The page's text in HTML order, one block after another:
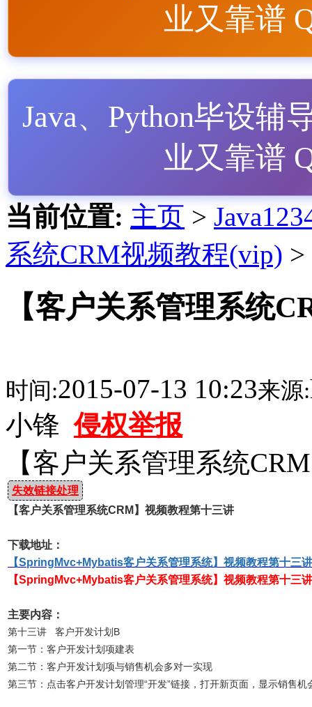
业又靠谱
Java、Python毕设辅
业又靠谱
当前位置: 主页 >
系统CRM视频教程(vip) >
【客户关系管理系统
时间:2015-07-13 10:23来源:
小锋侵权举报
【客户关系管理系统
失效链接处理
【客户关系管理系统CRM】视频教程第十三讲
下载地址：
【SpringMvc+Mybatis客户关系管理系统】视频教程第十三讲
【SpringMvc+Mybatis客户关系管理系统】视频教程第十三
主要内容：
第十三讲 客户开发计划B
第一节：客户开发计划项建表
第二节：客户开发计划项与销售机会多对一实现
第三节：点击客户开发计划管理“开发”链接，打开新页面，显示销售机